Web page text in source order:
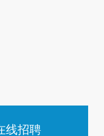
线招聘